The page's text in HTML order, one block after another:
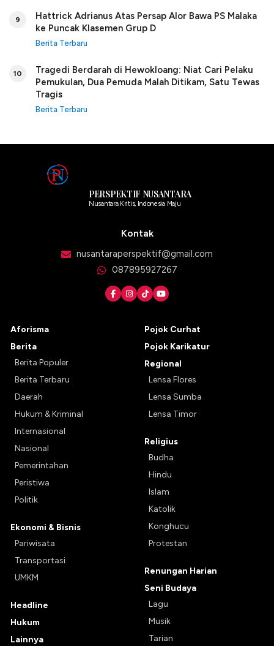
9
Hattrick Adrianus Atas Persap Alor Bawa PS Malaka
ke Puncak Klasemen Grup D
Berita Terbaru
10
Tragedi Berdarah di Hewokloang: Niat Cari Pelaku
Pemukulan, Dua Pemuda Malah Ditikam, Satu Tewas
Tragis
Berita Terbaru
PERSPEKTIF NUSANTARA
Nusantara Kritis, Indonesia Maju
Kontak
nusantaraperspektif@gmail.com
087895927267
Aforisma
Berita
Berita Populer
Berita Terbaru
Daerah
Hukum & Kriminal
Internasional
Nasional
Pemerintahan
Peristiwa
Politik
Ekonomi & Bisnis
Pariwisata
Transportasi
UMKM
Headline
Hukum
Lainnya
Pojok Curhat
Pojok Karikatur
Regional
Lensa Flores
Lensa Sumba
Lensa Timor
Religius
Budha
Hindu
Islam
Katolik
Konghucu
Protestan
Renungan Harian
Seni Budaya
Lagu
Musik
Tarian